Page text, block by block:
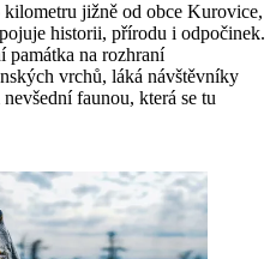
jižně od obce Kurovice,
historii, přírodu i odpočinek.
na rozhraní
vrchů, láká návštěvníky
faunou, která se tu